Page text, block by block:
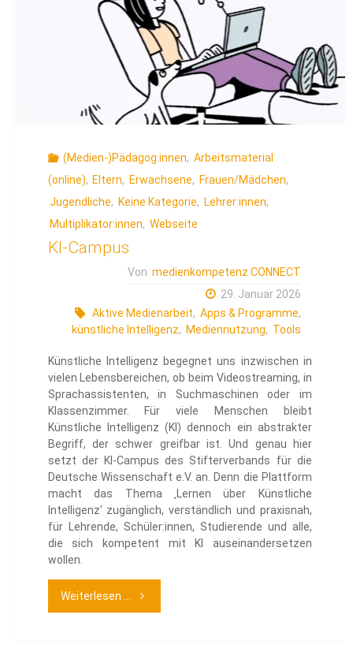
Sexting
und
Pornos
Befragung
(Medien-)Pädagog:innen, Arbeitsmaterial
(online), Eltern, Erwachsene, Frauen/Mädchen,
Jugendliche, Keine Kategorie, Lehrer:innen,
Multiplikator:innen, Webseite
KI-Campus
Von medienkompetenz CONNECT
29. Januar 2026
Aktive Medienarbeit, Apps & Programme,
künstliche Intelligenz, Mediennutzung, Tools
Künstliche Intelligenz begegnet uns inzwischen in
vielen Lebensbereichen, ob beim Videostreaming, in
Sprachassistenten, in Suchmaschinen oder im
Klassenzimmer. Für viele Menschen bleibt
Künstliche Intelligenz (KI) dennoch ein abstrakter
Begriff, der schwer greifbar ist. Und genau hier
setzt der KI-Campus des Stifterverbands für die
Deutsche Wissenschaft e.V. an. Denn die Plattform
macht das Thema ‚Lernen über Künstliche
Intelligenz‘ zugänglich, verständlich und praxisnah,
für Lehrende, Schüler:innen, Studierende und alle,
die sich kompetent mit KI auseinandersetzen
wollen.
Weiterlesen ... "KI-